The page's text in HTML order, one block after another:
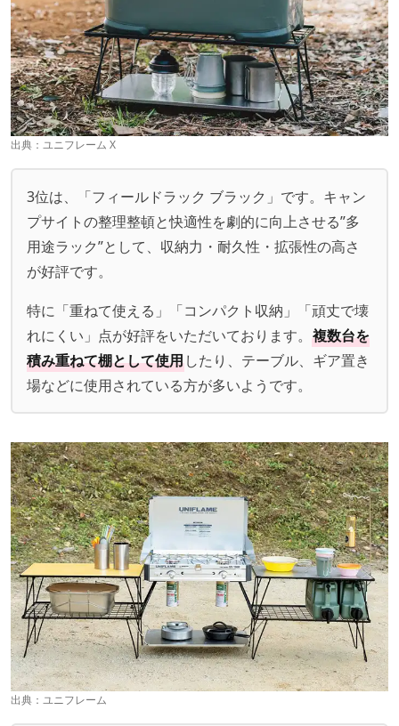
出典： ユニフレーム X
3位は、「フィールドラック ブラック」です。キャン
プサイトの整理整頓と快適性を劇的に向上させる”多
用途ラック”として、収納力・耐久性・拡張性の高さ
が好評です。
特に「重ねて使える」「コンパクト収納」「頑丈で壊
れにくい」点が好評をいただいております。 複数台を
積み重ねて棚として使用したり、テーブル、ギア置き
場などに使用されている方が多いようです。
出典： ユニフレーム